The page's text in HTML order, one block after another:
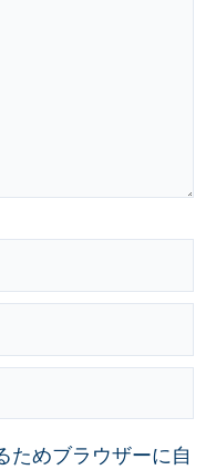
ためブラウザーに自